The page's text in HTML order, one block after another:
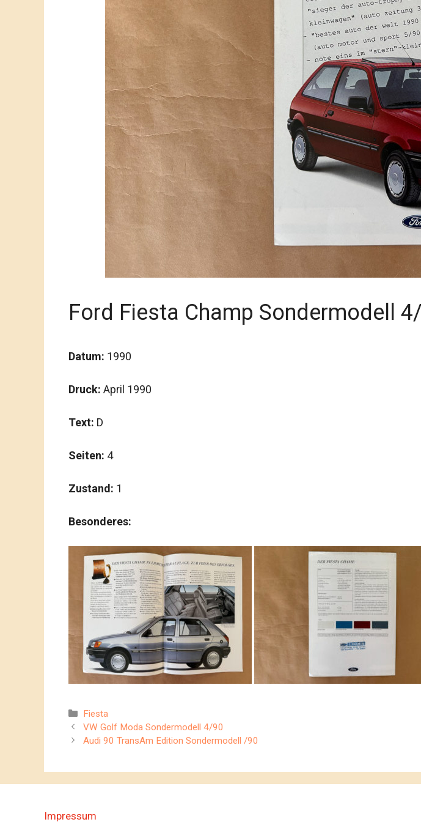
Ford Fiesta Champ Sondermodell
Datum: 1990
Druck: April 1990
Text: D
Seiten: 4
Zustand: 1
Besonderes:
Kategorien
Fiesta
VW Golf Moda Sondermodell 4/90
Audi 90 TransAm Edition Sondermodell /90
Impressum